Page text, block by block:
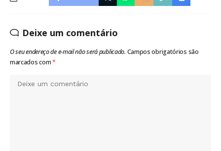
Deixe um comentário
O seu endereço de e-mail não será publicado. Campos obrigatórios são
marcados com*